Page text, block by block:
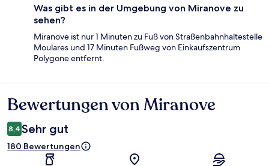
Was gibt es in der Umgebung von Miranove zu
sehen?
Miranove ist nur 1 Minuten zu Fuß von Straßenbahnhaltestelle
Moulares und 17 Minuten Fußweg von Einkaufszentrum
Polygone entfernt.
Bewertungen
Bewertungen von Miranove
8,4 Sehr gut
180 Bewertungen